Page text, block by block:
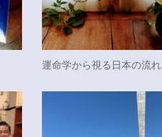
運命学から視る日本の流れ